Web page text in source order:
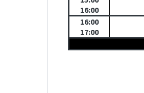
16:00
16:00
17:00